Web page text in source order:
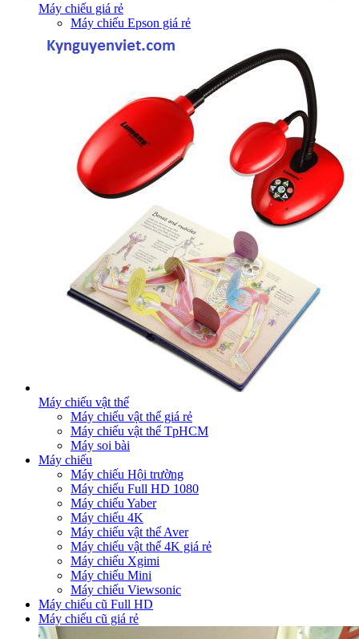
Máy chiếu giá rẻ
Máy chiếu Epson giá rẻ
Máy chiếu vật thể
Máy chiếu vật thể giá rẻ
Máy chiếu vật thể TpHCM
Máy soi bài
Máy chiếu
Máy chiếu Hội trường
Máy chiếu Full HD 1080
Máy chiếu Yaber
Máy chiếu 4K
Máy chiếu vật thể Aver
Máy chiếu vật thể 4K giá rẻ
Máy chiếu Xgimi
Máy chiếu Mini
Máy chiếu Viewsonic
Máy chiếu cũ Full HD
Máy chiếu cũ giá rẻ